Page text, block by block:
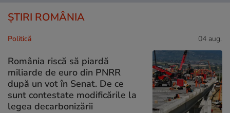
ȘTIRI ROMÂNIA
Politică 04 aug.
România riscă să piardă
miliarde de euro din PNRR
după un vot în Senat. De ce
sunt contestate modificările la
legea decarbonizării